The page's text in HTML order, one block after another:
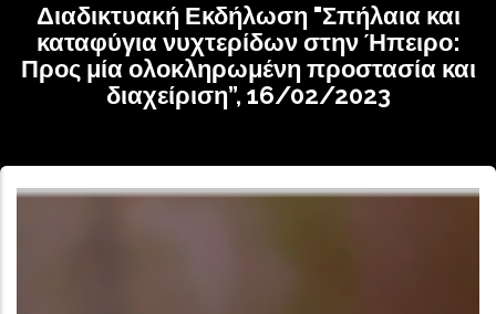
Διαδικτυακή Εκδήλωση "Σπήλαια και
καταφύγια νυχτερίδων στην Ήπειρο:
Προς μία ολοκληρωμένη προστασία και
διαχείριση”, 16/02/2023